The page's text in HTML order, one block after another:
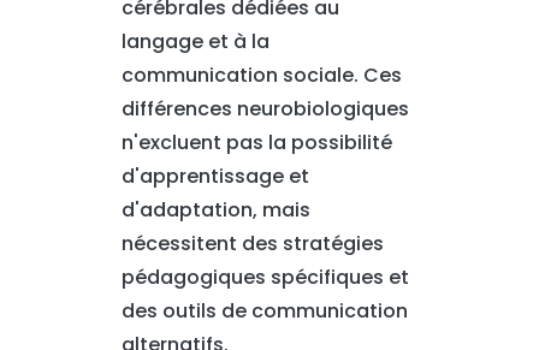
cérébrales dédiées au
langage et à la
communication sociale. Ces
différences neurobiologiques
n'excluent pas la possibilité
d'apprentissage et
d'adaptation, mais
nécessitent des stratégies
pédagogiques spécifiques et
des outils de communication